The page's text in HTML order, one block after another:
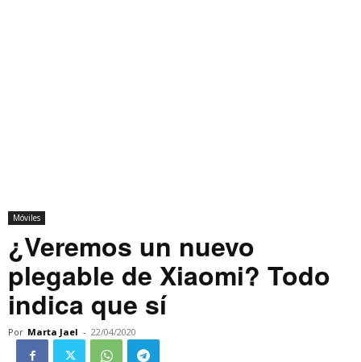
Móviles
¿Veremos un nuevo
plegable de Xiaomi? Todo
indica que sí
Por Marta Jael - 22/04/2020